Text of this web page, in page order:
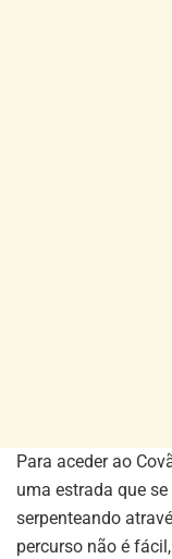
Para aceder ao
uma estrada que
serpenteando
percurso não é